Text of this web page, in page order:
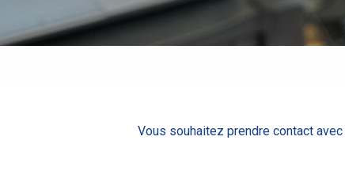
Vous souhaitez prendre contact